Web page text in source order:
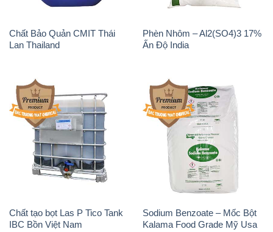
Chất Bảo Quản CMIT Thái
Lan Thailand
Phèn Nhôm – Al2(SO4)3 17%
Ấn Độ India
Chất tạo bọt Las P Tico Tank
IBC Bồn Việt Nam
Sodium Benzoate – Mốc Bột
Kalama Food Grade Mỹ Usa